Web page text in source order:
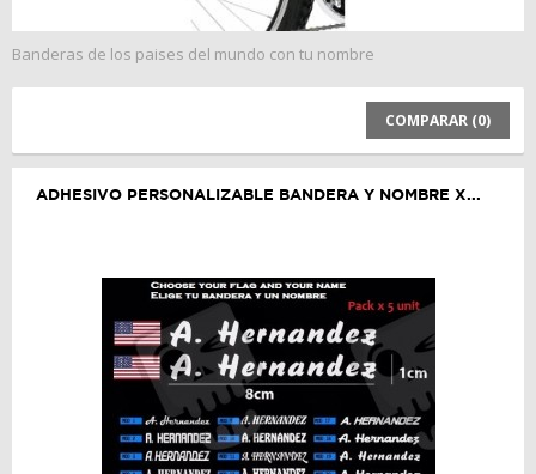
Banderas de los paises del mundo con tu nombre
COMPARAR (0)
ADHESIVO PERSONALIZABLE BANDERA Y NOMBRE X...